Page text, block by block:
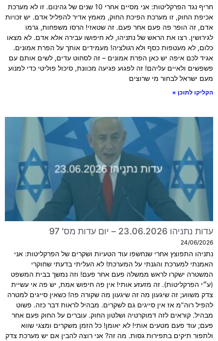
חריף נגד הפרקליטות: אני מסיים אחרי 10 שנים של גהינום. זו לא מערכת
אכיפת החוק, זו מערכת הפיכת החוק, מאמץ אדיר להפליל אדם. יש זכויות
אדם, זה הופר פה פעם אחר פעם. זה שטאזי! הרסו משפחות, גרמו
לגירושין. רצו את הראש של נתניהו, לא חיפושו עבירה אלא אדם. לא מצאו
כלום, לא מעטפות כסף ולא רגולציה! מעמידים אותך על הפרת אמונים.
אגיד לכם איפה יש כאן הפרת אמונים – זה לסחוט עדים, לשים אותם עם
פשפשים ולאיים עליהם! זה לפגוע פגיעה מכוונת, סיכול פוליטי כדי למנוע
מעם ישראל לבחור מי שרוצים
הקליקו לתוכן »
עדות נתניהו 23.06.2026 – יום עדות מס' 97
24/06/2026
נתניהו התפוצץ אחרי שנחשפו עוד הטעיות ושקרים של הפרקליטות: אני
האמנתי למערכת והגנתי על המערכת! לא העליתי בדעתי שחוקרי
המשטרה ישקרו לראש ממשלה פעם אחר פעם! וזה נמשך בבית המשפט
(ע״י הפרקליטות). זה מזעזע אותי! אין פה חיפוש אמת, יש פה אי עשיית
צדק משווע; זה שיגעון מה זה שיגעון מה שקורה פה! כשאין סייגים למטרה
להפיל רוה"מ אז אין סייגים גם לשקרים. מבהיל לראות דבר כזה. פשוט
מבהיל. קוראים לזה דמוקרטיה ושלטון החוק. עוברים על החוק פעם אחר
פעם; עוד פעם מטעים אותי! לא יאומן! כל הזמן משקרים ומצגי שווא
ולתפור תיקים בתפירות גסות. מה זה? אני רוצה להבין אם יש מערכת צדק